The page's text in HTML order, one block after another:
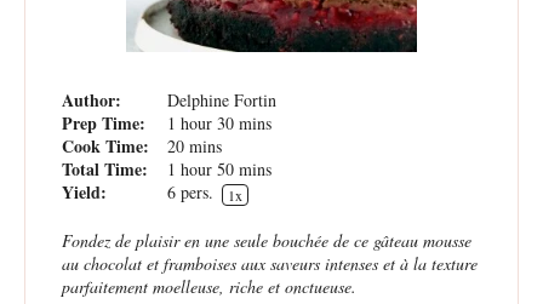
Author: Delphine Fortin
Prep Time: 1 hour 30 mins
Cook Time: 20 mins
Total Time: 1 hour 50 mins
Yield: 6 pers. 1x
Fondez de plaisir en une seule bouchée de ce gâteau mousse
au chocolat et framboises aux saveurs intenses et à la texture
parfaitement moelleuse, riche et onctueuse.